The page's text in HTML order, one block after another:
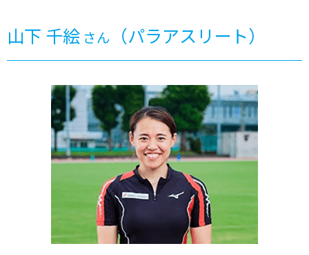
山下 千絵 さん （パラアスリート）